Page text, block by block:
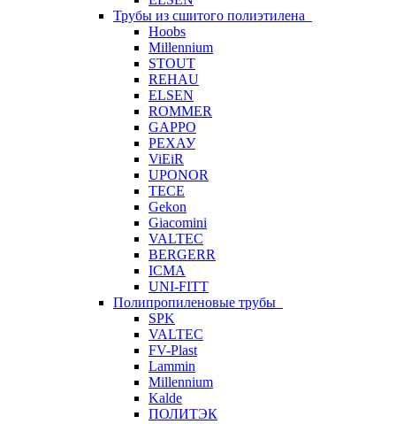
Трубы из сшитого полиэтилена
Hoobs
Millennium
STOUT
REHAU
ELSEN
ROMMER
GAPPO
РЕХАУ
ViEiR
UPONOR
TECE
Gekon
Giacomini
VALTEC
BERGERR
ICMA
UNI-FITT
Полипропиленовые трубы
SPK
VALTEC
FV-Plast
Lammin
Millennium
Kalde
ПОЛИТЭК